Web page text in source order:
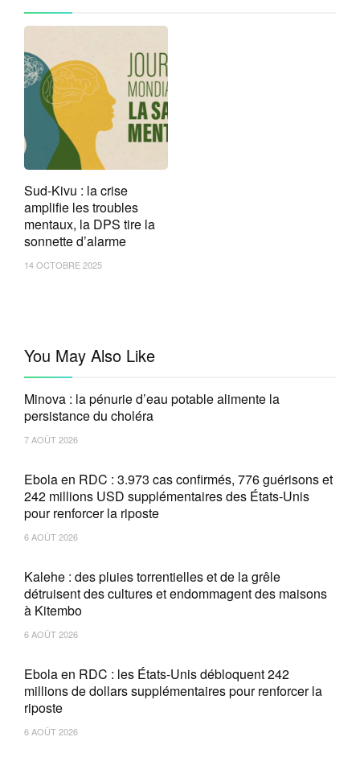
Sud-Kivu : la crise
amplifie les troubles
mentaux, la DPS tire la
sonnette d’alarme
14 OCTOBRE 2025
You May Also Like
Minova : la pénurie d’eau potable alimente la
persistance du choléra
7 AOÛT 2026
Ebola en RDC : 3.973 cas confirmés, 776 guérisons et
242 millions USD supplémentaires des États-Unis
pour renforcer la riposte
6 AOÛT 2026
Kalehe : des pluies torrentielles et de la grêle
détruisent des cultures et endommagent des maisons
à Kitembo
6 AOÛT 2026
Ebola en RDC : les États-Unis débloquent 242
millions de dollars supplémentaires pour renforcer la
riposte
6 AOÛT 2026